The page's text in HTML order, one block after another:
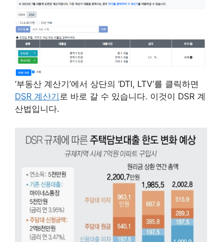
‘부동산 계산기’에서 상단의 ‘DTI, LTV’를 클릭하면
DSR 계산기 로 바로 갈 수 있습니다. 이것이 DSR 계
산법입니다.